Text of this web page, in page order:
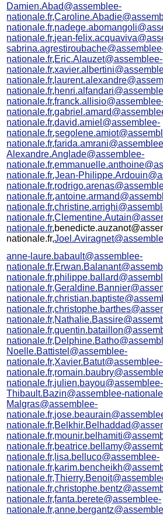
Damien.Abad@assemblee-
nationale.fr,
nationale.fr,
nationale.fr,jean-
nationale.fr,Eric.Alauzet@assemblee-
nationale.fr,
nationale.fr,
nationale.fr,
nationale.fr,
nationale.fr,
nationale.fr,david.amiel@assemblee-
nationale.fr,
nationale.fr,
Alexandre.Anglade@assemblee-
nationale.fr,
nationale.fr,Jean-
nationale.fr,
nationale.fr,
nationale.fr,
nationale.fr,
nationale.fr
nationale.fr,
anne-laure.babault@assemblee-
Noelle.Battistel@assemblee-
nationale.fr,Xavier.Batut@assemblee-
Thibault.Bazin@assemblee-
Malgras@assemblee-
nationale.fr,lisa.belluco@assemblee-
nationale.fr,fanta.berete@assemblee-